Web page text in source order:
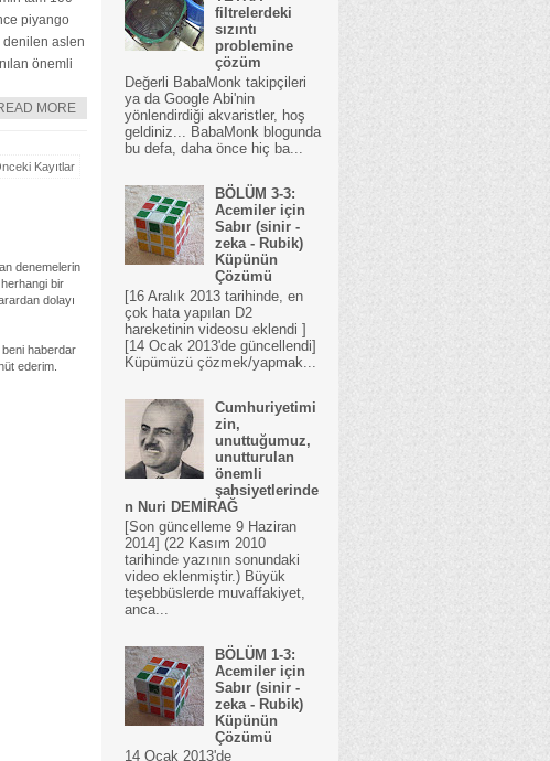
piyango
denilen aslen
önemli
MORE
Kayıtlar
denemelerin
bir
dolayı
beni haberdar
ederim.
filtrelerdeki
sızıntı
problemine
çözüm
Değerli BabaMonk takipçileri
ya da Google Abi'nin
yönlendirdiği akvaristler, hoş
geldiniz... BabaMonk blogunda
bu defa, daha önce hiç ba...
BÖLÜM 3-3:
Acemiler için
Sabır (sinir -
zeka - Rubik)
Küpünün
Çözümü
[16 Aralık 2013 tarihinde, en
çok hata yapılan D2
hareketinin videosu eklendi ]
[14 Ocak 2013'de güncellendi]
Küpümüzü çözmek/yapmak...
Cumhuriyetimi
zin,
unuttuğumuz,
unutturulan
önemli
şahsiyetlerinde
n Nuri DEMİRAĞ
[Son güncelleme 9 Haziran
2014] (22 Kasım 2010
tarihinde yazının sonundaki
video eklenmiştir.) Büyük
teşebbüslerde muvaffakiyet,
anca...
BÖLÜM 1-3:
Acemiler için
Sabır (sinir -
zeka - Rubik)
Küpünün
Çözümü
14 Ocak 2013'de